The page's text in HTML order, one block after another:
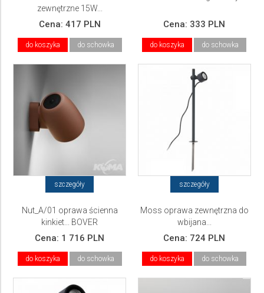
zewnętrzne 15W...
Cena: 417 PLN
do koszyka do schowka
Cena: 333 PLN
do koszyka do schowka
szczegóły
Nut_A/01 oprawa ścienna
kinkiet... BOVER
Cena: 1 716 PLN
do koszyka do schowka
szczegóły
Moss oprawa zewnętrzna do
wbijana...
Cena: 724 PLN
do koszyka do schowka